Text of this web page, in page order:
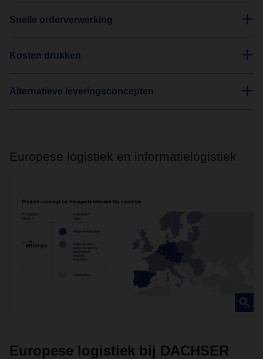
Snelle orderverwerking
Kosten drukken
Alternatieve leveringsconcepten
Europese logistiek en informatielogistiek
Europese logistiek bij DACHSER